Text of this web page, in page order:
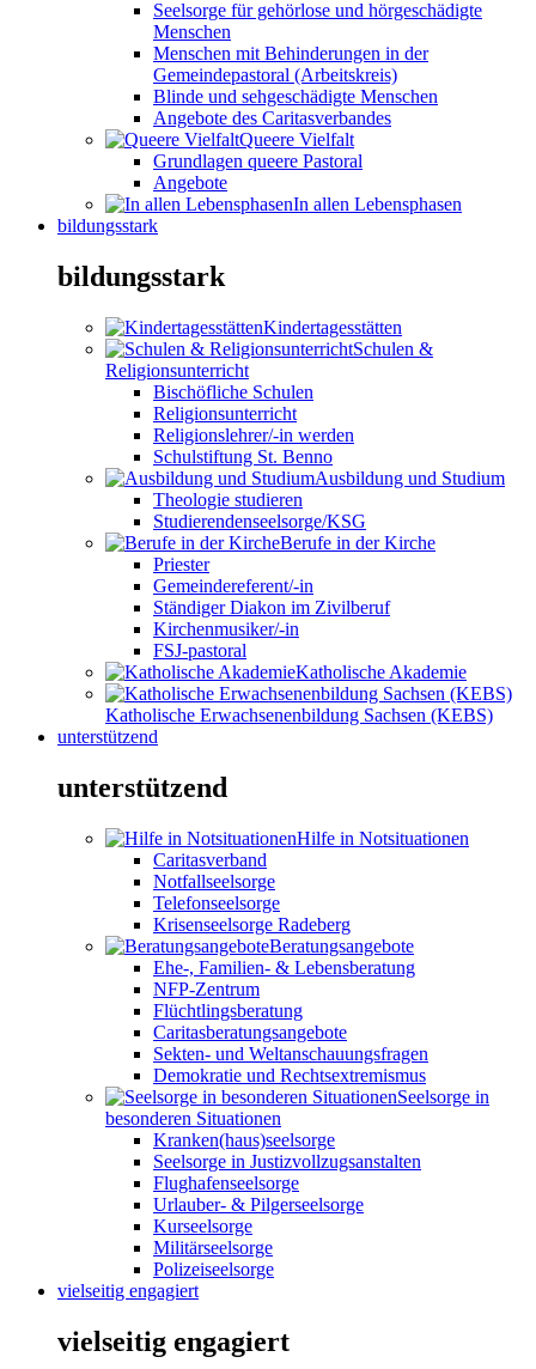
Seelsorge für gehörlose und hörgeschädigte
Menschen
Menschen mit Behinderungen in der
Gemeindepastoral (Arbeitskreis)
Blinde und sehgeschädigte Menschen
Angebote des Caritasverbandes
Queere Vielfalt
Grundlagen queere Pastoral
Angebote
In allen Lebensphasen
bildungsstark
bildungsstark
Kindertagesstätten
Schulen &
Religionsunterricht
Bischöfliche Schulen
Religionsunterricht
Religionslehrer/-in werden
Schulstiftung St. Benno
Ausbildung und Studium
Theologie studieren
Studierendenseelsorge/KSG
Berufe in der Kirche
Priester
Gemeindereferent/-in
Ständiger Diakon im Zivilberuf
Kirchenmusiker/-in
FSJ-pastoral
Katholische Akademie
Katholische Erwachsenenbildung Sachsen (KEBS)
unterstützend
unterstützend
Hilfe in Notsituationen
Caritasverband
Notfallseelsorge
Telefonseelsorge
Krisenseelsorge Radeberg
Beratungsangebote
Ehe-, Familien- & Lebensberatung
NFP-Zentrum
Flüchtlingsberatung
Caritasberatungsangebote
Sekten- und Weltanschauungsfragen
Demokratie und Rechtsextremismus
Seelsorge in
besonderen Situationen
Kranken(haus)seelsorge
Seelsorge in Justizvollzugsanstalten
Flughafenseelsorge
Urlauber- & Pilgerseelsorge
Kurseelsorge
Militärseelsorge
Polizeiseelsorge
vielseitig engagiert
vielseitig engagiert